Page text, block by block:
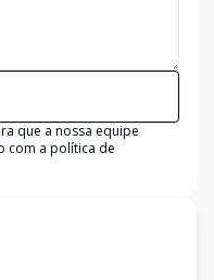
que a nossa equipe
com a política de